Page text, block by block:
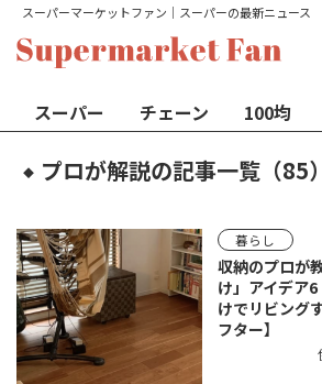
スーパーマーケットファン│スーパーの最新ニュース
スーパー チェーン 100均
◆ プロが解説の記事一覧（85）
暮らし
収納のプロが
け」アイデア
けでリビング
フター】